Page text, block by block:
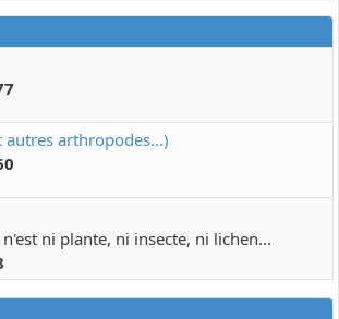
autres arthropodes...)
ni plante, ni insecte, ni lichen...